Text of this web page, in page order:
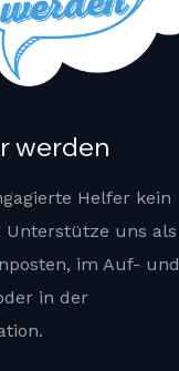
werden
Helfer kein
Unterstütze uns als
im Auf- und
in der